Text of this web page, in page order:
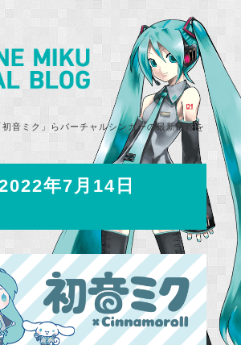
音ミク」らバーチャルシンガーの最新情報を
年7月14日